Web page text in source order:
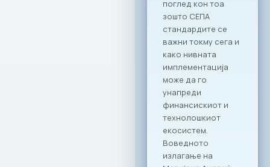
неформалната
економија
Учеството на
МАСИТ на оваа
конференција ја
нагласува
неопходноста од
ИКТ секторот како
примарен партнер
во процесите на
реформирање на
економскиот
систем. Како